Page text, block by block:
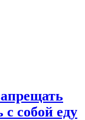
собой еду